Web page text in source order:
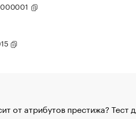
от атрибутов престижа? Тест